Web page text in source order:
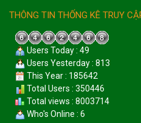
THÔNG TIN THỐNG KÊ TRUY
Users Today : 49
Users Yesterday : 813
This Year : 185642
Total Users : 350446
Total views : 8003714
Who's Online : 6